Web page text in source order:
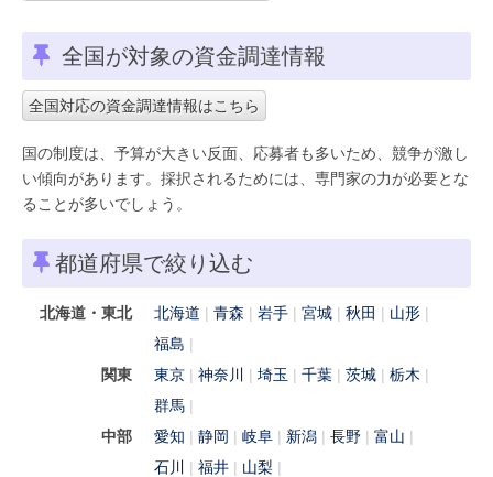
全国が対象の資金調達情報
全国対応の資金調達情報はこちら
国の制度は、予算が大きい反面、応募者も多いため、競争が激し
い傾向があります。採択されるためには、専門家の力が必要とな
ることが多いでしょう。
都道府県で絞り込む
北海道・東北 北海道 青森 岩手 宮城 秋田
山形
福島
関東
東京 神奈川 埼玉 千葉 茨城
栃木
群馬
中部
愛知 静岡 岐阜 新潟 長野
富山
石川
福井
山梨